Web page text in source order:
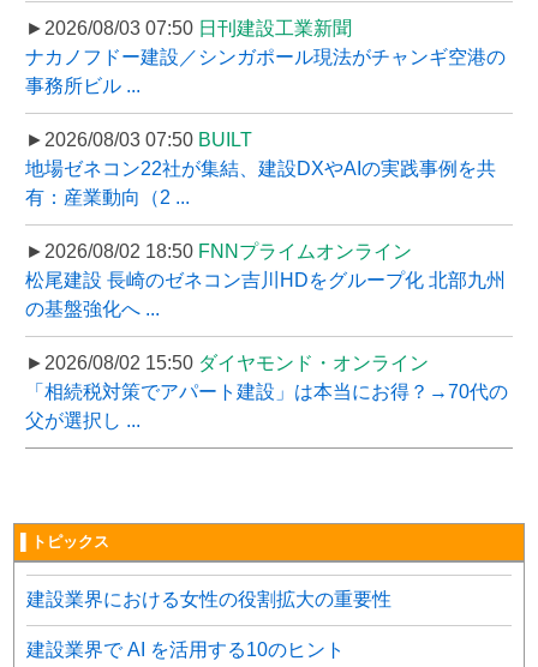
►2026/08/03 07:50 日刊建設工業新聞
ナカノフドー建設／シンガポール現法がチャンギ空港の
事務所ビル ...
►2026/08/03 07:50 BUILT
地場ゼネコン22社が集結、建設DXやAIの実践事例を共
有：産業動向（2 ...
►2026/08/02 18:50 FNNプライムオンライン
松尾建設 長崎のゼネコン吉川HDをグループ化 北部九州
の基盤強化へ ...
►2026/08/02 15:50 ダイヤモンド・オンライン
「相続税対策でアパート建設」は本当にお得？→70代の
父が選択し ...
▌トピックス
建設業界における女性の役割拡大の重要性
建設業界で AI を活用する10のヒント